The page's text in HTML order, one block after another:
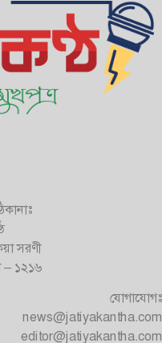
সরণী
– ১২১৬
যোগাযোগঃ
news@jatiyakantha.com
editor@jatiyakantha.com